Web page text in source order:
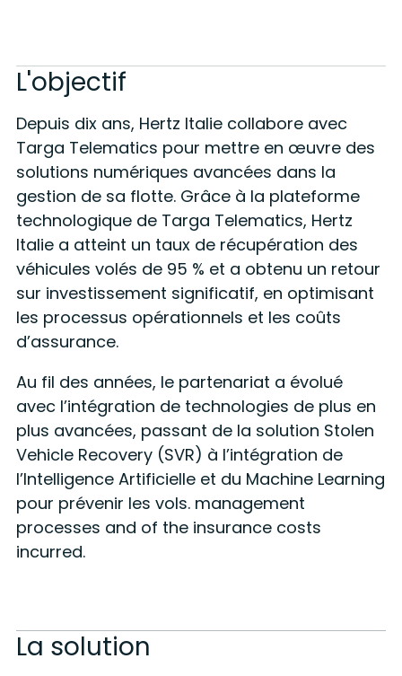
L'objectif
Depuis dix ans, Hertz Italie collabore avec
Targa Telematics pour mettre en œuvre des
solutions numériques avancées dans la
gestion de sa flotte. Grâce à la plateforme
technologique de Targa Telematics, Hertz
Italie a atteint un taux de récupération des
véhicules volés de 95 % et a obtenu un retour
sur investissement significatif, en optimisant
les processus opérationnels et les coûts
d’assurance.
Au fil des années, le partenariat a évolué
avec l’intégration de technologies de plus en
plus avancées, passant de la solution Stolen
Vehicle Recovery (SVR) à l’intégration de
l’Intelligence Artificielle et du Machine Learning
pour prévenir les vols. management
processes and of the insurance costs
incurred.
La solution